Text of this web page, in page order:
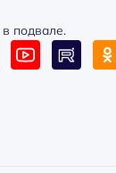
в подвале.